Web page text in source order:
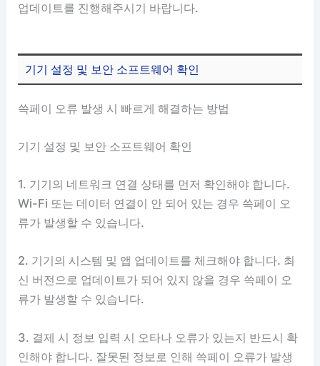
업데이트를 진행해주시기 바랍니다.
기기 설정 및 보안 소프트웨어 확인
쓱페이 오류 발생 시 빠르게 해결하는 방법
기기 설정 및 보안 소프트웨어 확인
1. 기기의 네트워크 연결 상태를 먼저 확인해야 합니다.
Wi-Fi 또는 데이터 연결이 안 되어 있는 경우 쓱페이 오
류가 발생할 수 있습니다.
2. 기기의 시스템 및 앱 업데이트를 체크해야 합니다. 최
신 버전으로 업데이트가 되어 있지 않을 경우 쓱페이 오
류가 발생할 수 있습니다.
3. 결제 시 정보 입력 시 오타나 오류가 있는지 반드시 확
인해야 합니다. 잘못된 정보로 인해 쓱페이 오류가 발생